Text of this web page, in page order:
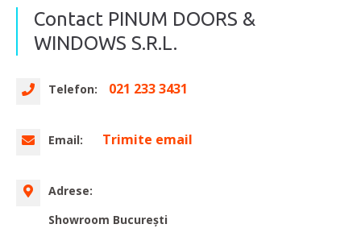
Contact PINUM DOORS &
WINDOWS S.R.L.
Telefon: 021 233 3431
Email: Trimite email
Adrese:
Showroom Bucureşti